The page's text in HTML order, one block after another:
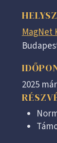
MagNet
2025